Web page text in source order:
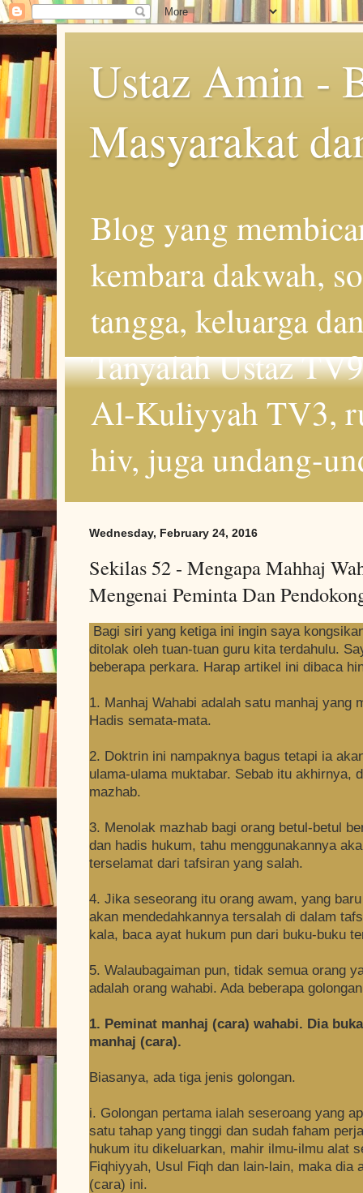
Ustaz Amin -
Masyarakat
Blog yang
kembara dakwah,
tangga, keluarga
Tanyalah Ustaz
Al-Kuliyyah TV3,
hiv, juga undang-
Wednesday, February 24, 2016
Sekilas 52 - Mengapa Mahhaj
Mengenai Peminta Dan
Bagi siri yang ketiga ini ingin saya
ditolak oleh tuan-tuan guru kita terdahulu.
beberapa perkara. Harap artikel ini dibaca
1. Manhaj Wahabi adalah satu manhaj yang
Hadis semata-mata.
2. Doktrin ini nampaknya bagus tetapi ia
ulama-ulama muktabar. Sebab itu akhirnya,
mazhab.
3. Menolak mazhab bagi orang betul-betul
dan hadis hukum, tahu menggunakannya
terselamat dari tafsiran yang salah.
4. Jika seseorang itu orang awam, yang
akan mendedahkannya tersalah di dalam
kala, baca ayat hukum pun dari buku-buku
5. Walaubagaiman pun, tidak semua orang
adalah orang wahabi. Ada beberapa
1. Peminat manhaj (cara) wahabi. Dia
manhaj (cara).
Biasanya, ada tiga jenis golongan.
i. Golongan pertama ialah seseroang yang
satu tahap yang tinggi dan sudah faham
hukum itu dikeluarkan, mahir ilmu-ilmu alat
Fiqhiyyah, Usul Fiqh dan lain-lain, maka dia
(cara) ini.